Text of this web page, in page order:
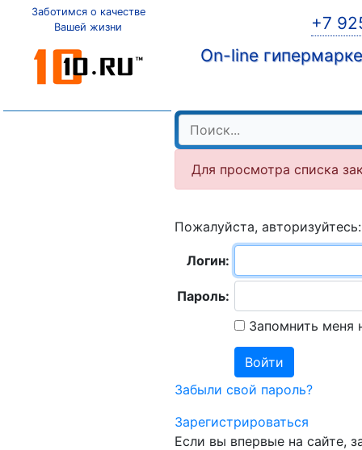
Заботимся о качестве
Вашей жизни
+7
On-line
Для просмотра списка
Пожалуйста, авторизуйтесь:
Логин:
Пароль:
Запомнить меня
Забыли свой пароль?
Зарегистрироваться
Если вы впервые на сайте,